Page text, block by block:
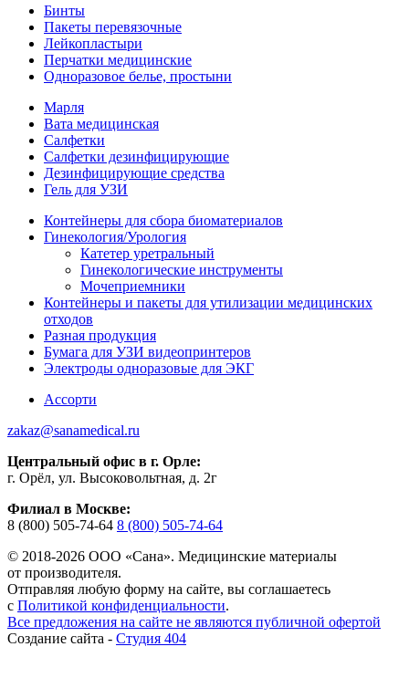
Бинты
Пакеты перевязочные
Лейкопластыри
Перчатки медицинские
Одноразовое белье, простыни
Марля
Вата медицинская
Салфетки
Салфетки дезинфицирующие
Дезинфицирующие средства
Гель для УЗИ
Контейнеры для сбора биоматериалов
Гинекология/Урология
Катетер уретральный
Гинекологические инструменты
Мочеприемники
Контейнеры и пакеты для утилизации медицинских
отходов
Разная продукция
Бумага для УЗИ видеопринтеров
Электроды одноразовые для ЭКГ
Ассорти
zakaz@sanamedical.ru
Центральный офис в г. Орле:
г. Орёл, ул. Высоковольтная, д. 2г
Филиал в Москве:
8 (800) 505-74-64 8 (800) 505-74-64
© 2018-2026 ООО «Сана». Медицинские материалы
от производителя.
Отправляя любую форму на сайте, вы соглашаетесь
с Политикой конфиденциальности.
Все предложения на сайте не являются публичной офертой
Создание сайта - Студия 404